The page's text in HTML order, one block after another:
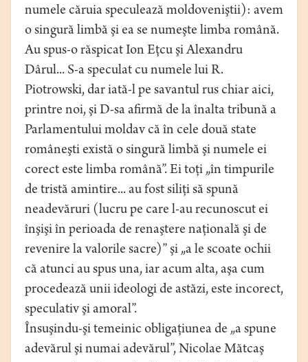
numele căruia speculează moldoveniştii): avem
o singură limbă şi ea se numeşte limba română.
Au spus-o răspicat Ion Eţcu şi Alexandru
Dârul... S-a speculat cu numele lui R.
Piotrowski, dar iată-l pe savantul rus chiar aici,
printre noi, şi D-sa afirmă de la înalta tribună a
Parlamentului moldav că în cele două state
româneşti există o singură limbă şi numele ei
corect este limba română”. Ei toţi „în timpurile
de tristă amintire... au fost siliţi să spună
neadevăruri (lucru pe care l-au recunoscut ei
înşişi în perioada de renaştere naţională şi de
revenire la valorile sacre)” şi „a le scoate ochii
că atunci au spus una, iar acum alta, aşa cum
procedează unii ideologi de astăzi, este incorect,
speculativ şi amoral”.
Însuşindu-şi temeinic obligaţiunea de „a spune
adevărul şi numai adevărul”, Nicolae Mătcaş